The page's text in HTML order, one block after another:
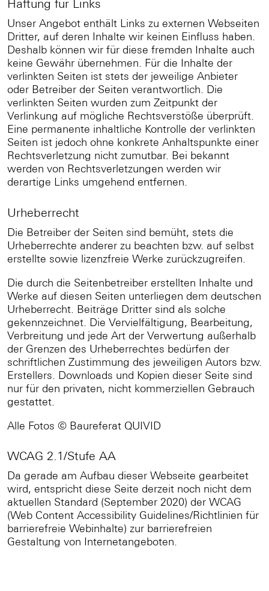
Haftung für Links
Unser Angebot enthält Links zu externen Webseiten
Dritter, auf deren Inhalte wir keinen Einfluss haben.
Deshalb können wir für diese fremden Inhalte auch
keine Gewähr übernehmen. Für die Inhalte der
verlinkten Seiten ist stets der jeweilige Anbieter
oder Betreiber der Seiten verantwortlich. Die
verlinkten Seiten wurden zum Zeitpunkt der
Verlinkung auf mögliche Rechtsverstöße überprüft.
Eine permanente inhaltliche Kontrolle der verlinkten
Seiten ist jedoch ohne konkrete Anhaltspunkte einer
Rechtsverletzung nicht zumutbar. Bei bekannt
werden von Rechtsverletzungen werden wir
derartige Links umgehend entfernen.
Urheberrecht
Die Betreiber der Seiten sind bemüht, stets die
Urheberrechte anderer zu beachten bzw. auf selbst
erstellte sowie lizenzfreie Werke zurückzugreifen.
Die durch die Seitenbetreiber erstellten Inhalte und
Werke auf diesen Seiten unterliegen dem deutschen
Urheberrecht. Beiträge Dritter sind als solche
gekennzeichnet. Die Vervielfältigung, Bearbeitung,
Verbreitung und jede Art der Verwertung außerhalb
der Grenzen des Urheberrechtes bedürfen der
schriftlichen Zustimmung des jeweiligen Autors bzw.
Erstellers. Downloads und Kopien dieser Seite sind
nur für den privaten, nicht kommerziellen Gebrauch
gestattet.
Alle Fotos © Baureferat QUIVID
WCAG 2.1/Stufe AA
Da gerade am Aufbau dieser Webseite gearbeitet
wird, entspricht diese Seite derzeit noch nicht dem
aktuellen Standard (September 2020) der WCAG
(Web Content Accessibility Guidelines/Richtlinien für
barrierefreie Webinhalte) zur barrierefreien
Gestaltung von Internetangeboten.